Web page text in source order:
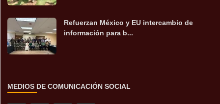
Refuerzan México y EU intercambio de
información para b...
MEDIOS DE COMUNICACIÓN SOCIAL